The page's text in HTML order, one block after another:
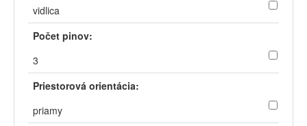
vidlica
Počet pinov:
3
Priestorová orientácia:
priamy